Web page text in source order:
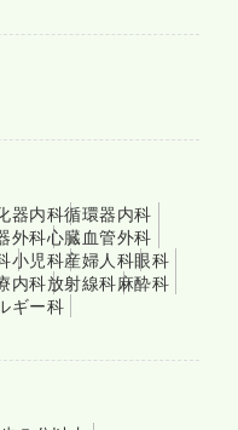
器内科循環器内科
外科心臓血管外科
小児科産婦人科眼科
内科放射線科麻酔科
ギー科